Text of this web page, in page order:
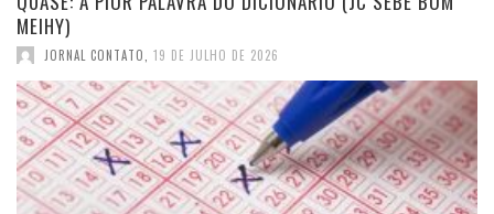
MEIHY)
JORNAL CONTATO 19 DE JULHO DE 2026